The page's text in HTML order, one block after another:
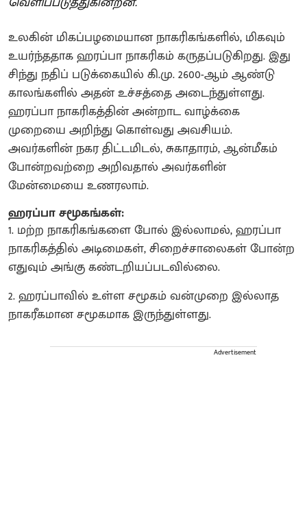
உலகின் மிகப்பழமையான நாகரிகங்களில், மிகவும்
உயர்ந்ததாக ஹரப்பா நாகரிகம் கருதப்படுகிறது. இது
சிந்து நதிப் படுக்கையில் கி.மு. 2600-ஆம் ஆண்டு
காலங்களில் அதன் உச்சத்தை அடைந்துள்ளது.
ஹரப்பா நாகரிகத்தின் அன்றாட வாழ்க்கை
முறையை அறிந்து கொள்வது அவசியம்.
அவர்களின் நகர திட்டமிடல், சுகாதாரம், ஆன்மீகம்
போன்றவற்றை அறிவதால் அவர்களின்
மேன்மையை உணரலாம்.
ஹரப்பா சமூகங்கள்:
1. மற்ற நாகரிகங்களை போல் இல்லாமல், ஹரப்பா
நாகரிகத்தில் அடிமைகள், சிறைச்சாலைகள் போன்ற
எதுவும் அங்கு கண்டறியப்படவில்லை.
​2. ஹரப்பாவில் உள்ள சமூகம் வன்முறை இல்லாத
நாகரீகமான சமூகமாக இருந்துள்ளது.
Advertisement